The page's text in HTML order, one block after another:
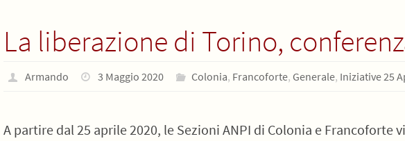
La liberazione di Torino,
Armando 3 Maggio 2020 Colonia, Francoforte, Generale, Iniziative 25
A partire dal 25 aprile 2020, le Sezioni ANPI di Colonia e Francoforte